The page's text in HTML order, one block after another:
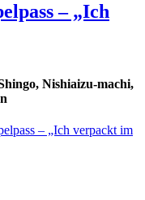
– „Ich
Nishiaizu-machi,